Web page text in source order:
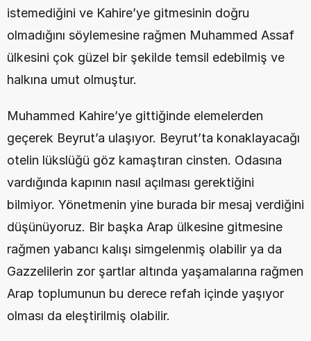
istemediğini ve Kahire’ye gitmesinin doğru
olmadığını söylemesine rağmen Muhammed Assaf
ülkesini çok güzel bir şekilde temsil edebilmiş ve
halkına umut olmuştur.
Muhammed Kahire’ye gittiğinde elemelerden
geçerek Beyrut’a ulaşıyor. Beyrut’ta konaklayacağı
otelin lükslüğü göz kamaştıran cinsten. Odasına
vardığında kapının nasıl açılması gerektiğini
bilmiyor. Yönetmenin yine burada bir mesaj verdiğini
düşünüyoruz. Bir başka Arap ülkesine gitmesine
rağmen yabancı kalışı simgelenmiş olabilir ya da
Gazzelilerin zor şartlar altında yaşamalarına rağmen
Arap toplumunun bu derece refah içinde yaşıyor
olması da eleştirilmiş olabilir.